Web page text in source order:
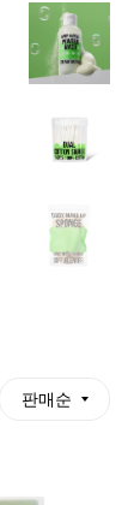
판매순